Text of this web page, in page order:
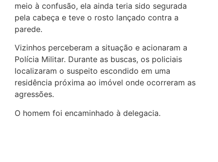
meio à confusão, ela ainda teria sido segurada
pela cabeça e teve o rosto lançado contra a
parede.
Vizinhos perceberam a situação e acionaram a
Polícia Militar. Durante as buscas, os policiais
localizaram o suspeito escondido em uma
residência próxima ao imóvel onde ocorreram as
agressões.
O homem foi encaminhado à delegacia.